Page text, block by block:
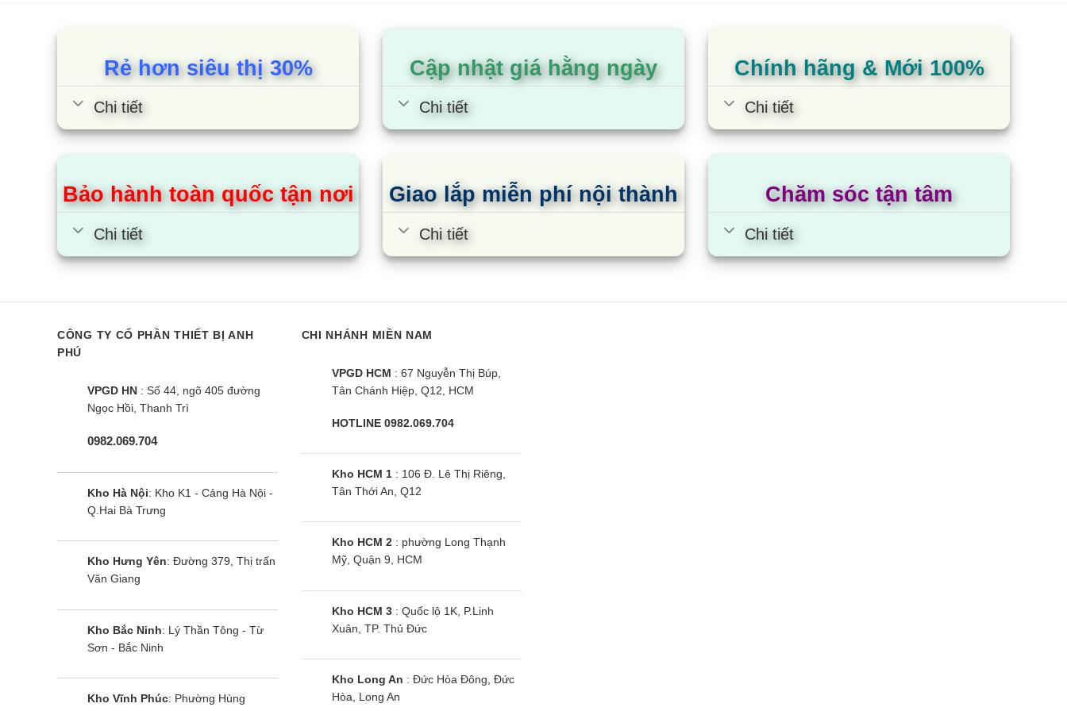
18TW4RGATU00 | 18000BTU 1
chiều inverter
10CR4RYDDJ02 | 9000BTU 1
chiều
chiều
24TW4RXBTU00 | 24000BTU 1
chiều inverter
Rẻ hơn siêu thị 30%
Chi tiết
Cập nhật giá hằng ngày
Chi tiết
Chính hãng & Mới 100%
Chi tiết
Bảo hành toàn quốc tận nơi
Chi tiết
Giao lắp miễn phí nội thành
Chi tiết
Chăm sóc tận tâm
Chi tiết
CÔNG TY CỔ PHẦN THIẾT BỊ ANH
PHÚ
VPGD HN : Số 44, ngõ 405 đường
Ngọc Hồi, Thanh Trì
0982.069.704
Kho Hà Nội: Kho K1 - Cảng Hà Nội -
Q.Hai Bà Trưng
Kho Hưng Yên: Đường 379, Thị trấn
Văn Giang
Kho Bắc Ninh: Lý Thần Tông - Từ
Sơn - Bắc Ninh
Kho Vĩnh Phúc: Phường Hùng
CHI NHÁNH MIỀN NAM
VPGD HCM : 67 Nguyễn Thị Búp,
Tân Chánh Hiệp, Q12, HCM
HOTLINE 0982.069.704
Kho HCM 1: 106 Đ. Lê Thị Riêng,
Tân Thới An, Q12
Kho HCM 2: phường Long Thạnh
Mỹ, Quận 9, HCM
Kho HCM 3: Quốc lộ 1K, P.Linh
Xuân, TP. Thủ Đức
Kho Long An : Đức Hòa Đông, Đức
Hòa, Long An